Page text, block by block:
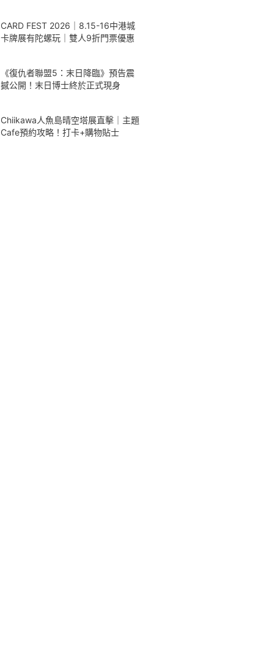
CARD FEST 2026｜8.15-16中港城
卡牌展有陀螺玩｜雙人9折門票優惠
《復仇者聯盟5：末日降臨》預告震
撼公開！末日博士終於正式現身
Chiikawa人魚島晴空塔展直擊｜主題
Cafe預約攻略！打卡+購物貼士